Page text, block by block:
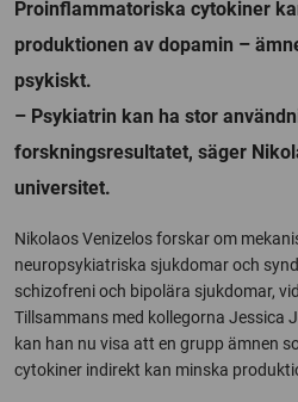
Proinflammatoriska cytokiner
produktionen av dopamin –
psykiskt.
– Psykiatrin kan ha stor
forskningsresultatet, säger
universitet.
Nikolaos Venizelos forskar om
neuropsykiatriska sjukdomar och
schizofreni och bipolära sjukdomar,
Tillsammans med kollegorna Jessica
kan han nu visa att en grupp ämnen
cytokiner indirekt kan minska